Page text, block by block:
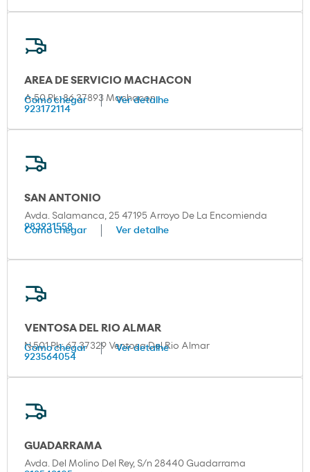
AREA DE SERVICIO MACHACON
A-50 Pk: 86 37893 Machacon
923172114
Como chegar Ver detalhe
VENTOSA DEL RIO ALMAR
N-501 Pk: 67 37329 Ventosa Del Rio Almar
923564054
Como chegar Ver detalhe
SAN ANTONIO
Avda. Salamanca, 25 47195 Arroyo De La Encomienda
983931558
Como chegar Ver detalhe
GUADARRAMA
Avda. Del Molino Del Rey, S/n 28440 Guadarrama